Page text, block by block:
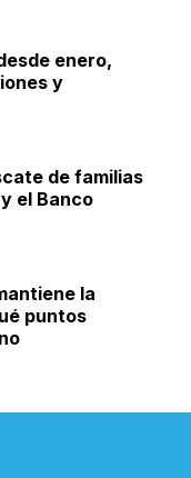
enero,
y
de familias
el Banco
la
puntos